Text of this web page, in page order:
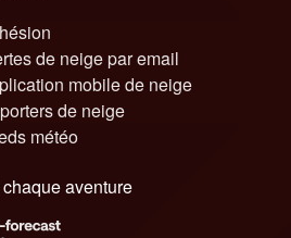
de neige par email
mobile de neige
de neige
météo
chaque aventure